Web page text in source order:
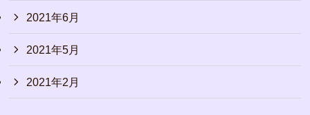
2021年6月
2021年5月
2021年2月